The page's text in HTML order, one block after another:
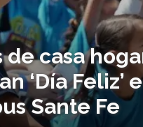
de casa
‘Día Feliz’
Sante Fe